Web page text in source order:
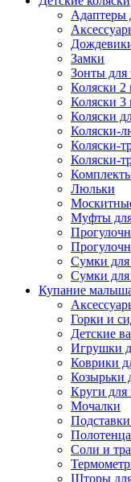
Адаптеры
Замки
Зонты для
Коляски 2
Коляски 3
Коляски
Коляски-
Коляски-
Коляски-
Люльки
Муфты
Сумки для
Сумки для
Купание
Горки и
Детские
Игрушки
Коврики
Козырьки
Круги для
Мочалки
Полотенца
Соли и
Шторы